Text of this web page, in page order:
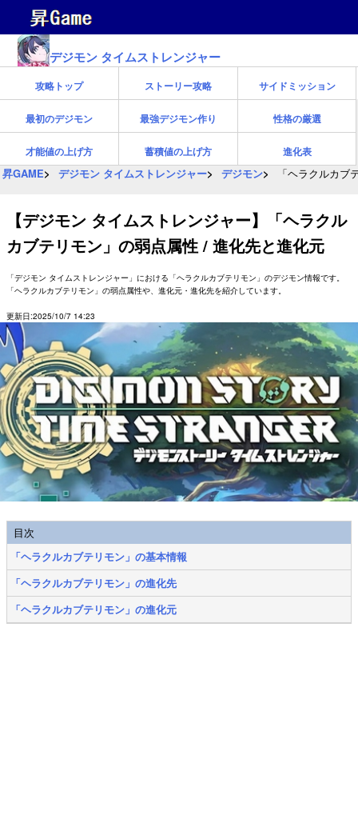
デジモン タイムストレンジャー
攻略トップ ストーリー攻略 サイドミッション
最初のデジモン 最強デジモン作り 性格の厳選
才能値の上げ方 蓄積値の上げ方 進化表
昇GAME デジモン タイムストレンジャー デジモン 「ヘラクルカ
【デジモン タイムストレンジャー】「ヘラクル
カブテリモン」の弱点属性 / 進化先と進化元
「デジモン タイムストレンジャー」における「ヘラクルカブテリモン」のデジモン情報です。
「ヘラクルカブテリモン」の弱点属性や、進化元・進化先を紹介しています。
更新日:2025/10/7 14:23
目次
「ヘラクルカブテリモン」の基本情報
「ヘラクルカブテリモン」の進化先
「ヘラクルカブテリモン」の進化元